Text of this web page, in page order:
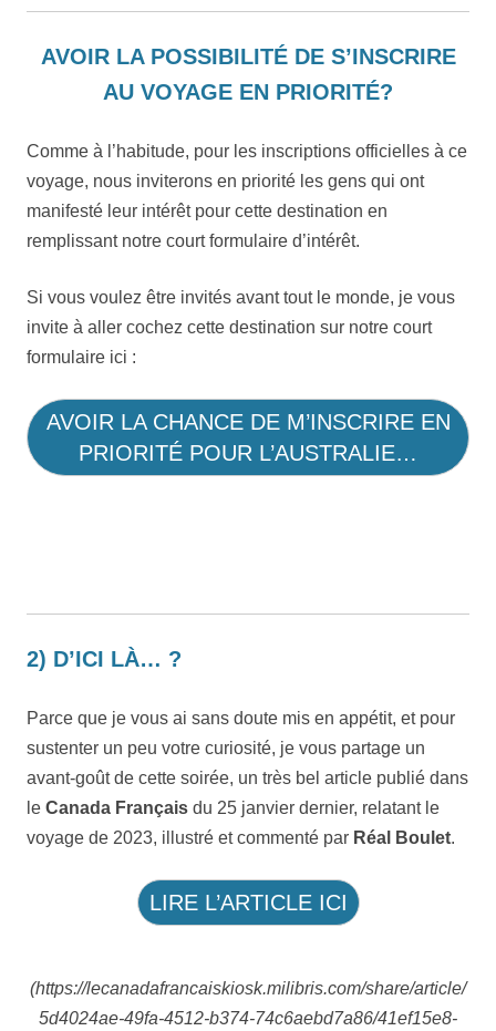
AVOIR LA POSSIBILITÉ DE S’INSCRIRE
AU VOYAGE EN PRIORITÉ?
Comme à l’habitude, pour les inscriptions officielles à ce
voyage, nous inviterons en priorité les gens qui ont
manifesté leur intérêt pour cette destination en
remplissant notre court formulaire d’intérêt.
Si vous voulez être invités avant tout le monde, je vous
invite à aller cochez cette destination sur notre court
formulaire ici :
AVOIR LA CHANCE DE M’INSCRIRE EN
PRIORITÉ POUR L’AUSTRALIE…
2) D’ICI LÀ… ?
Parce que je vous ai sans doute mis en appétit, et pour
sustenter un peu votre curiosité, je vous partage un
avant-goût de cette soirée, un très bel article publié dans
le Canada Français du 25 janvier dernier, relatant le
voyage de 2023, illustré et commenté par Réal Boulet.
LIRE L’ARTICLE ICI
(https://lecanadafrancaiskiosk.milibris.com/share/article/
5d4024ae-49fa-4512-b374-74c6aebd7a86/41ef15e8-